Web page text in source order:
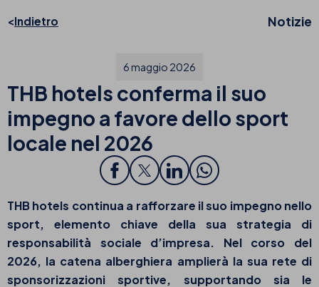
Indietro Notizie
6 maggio 2026
THB hotels conferma il suo
impegno a favore dello sport
locale nel 2026
THB hotels continua a rafforzare il suo impegno nello
sport, elemento chiave della sua strategia di
responsabilità sociale d’impresa. Nel corso del
2026, la catena alberghiera amplierà la sua rete di
sponsorizzazioni sportive, supportando sia le